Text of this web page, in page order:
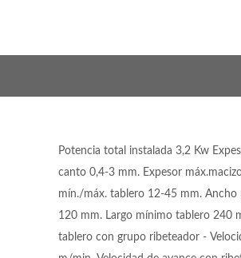
Potencia total instalada 3,2 Kw
canto 0,4-3 mm. Expesor
mín./máx. tablero 12-45 mm. Ancho
120 mm. Largo mínimo tablero 240
tablero con grupo ribeteador -